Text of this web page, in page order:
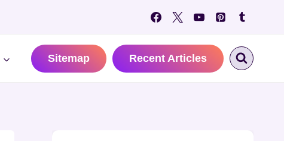
Sitemap Recent Articles